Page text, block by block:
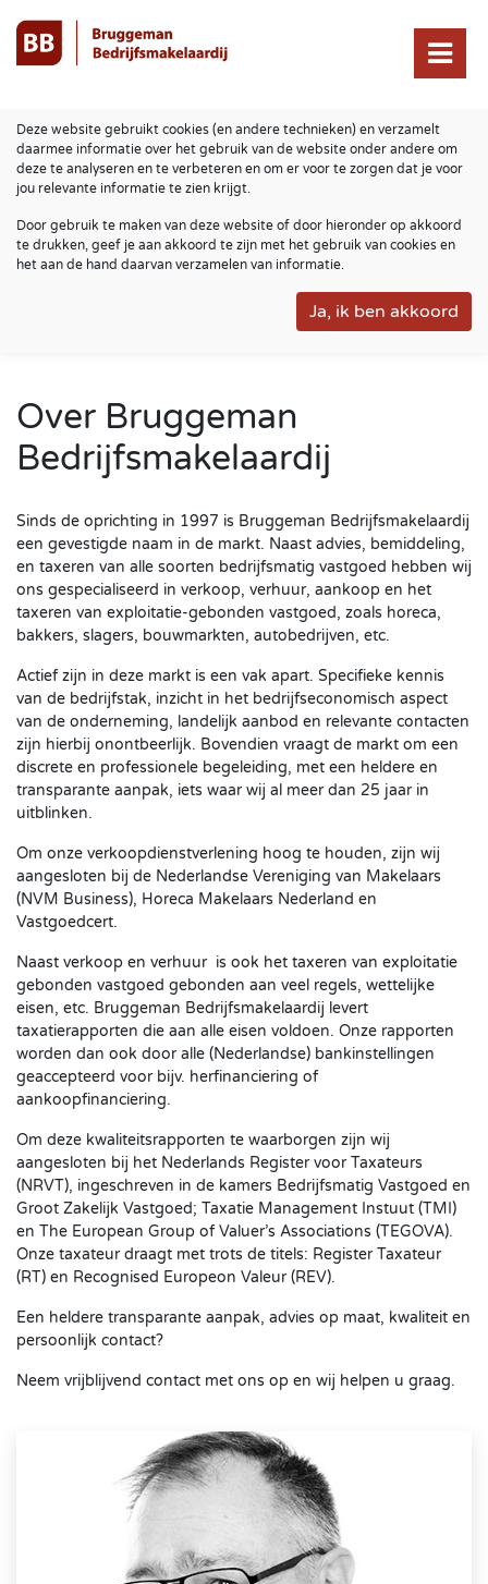
Deze website gebruikt cookies (en andere technieken) en verzamelt
daarmee informatie over het gebruik van de website onder andere om
deze te analyseren en te verbeteren en om er voor te zorgen dat je voor
jou relevante informatie te zien krijgt.
Door gebruik te maken van deze website of door hieronder op akkoord
te drukken, geef je aan akkoord te zijn met het gebruik van cookies en
het aan de hand daarvan verzamelen van informatie.
Over Bruggeman
Bedrijfsmakelaardij
Sinds de oprichting in 1997 is Bruggeman Bedrijfsmakelaardij
een gevestigde naam in de markt. Naast advies, bemiddeling,
en taxeren van alle soorten bedrijfsmatig vastgoed hebben wij
ons gespecialiseerd in verkoop, verhuur, aankoop en het
taxeren van exploitatie-gebonden vastgoed, zoals horeca,
bakkers, slagers, bouwmarkten, autobedrijven, etc.
Actief zijn in deze markt is een vak apart. Specifieke kennis
van de bedrijfstak, inzicht in het bedrijfseconomisch aspect
van de onderneming, landelijk aanbod en relevante contacten
zijn hierbij onontbeerlijk. Bovendien vraagt de markt om een
discrete en professionele begeleiding, met een heldere en
transparante aanpak, iets waar wij al meer dan 25 jaar in
uitblinken.
Om onze verkoopdienstverlening hoog te houden, zijn wij
aangesloten bij de Nederlandse Vereniging van Makelaars
(NVM Business), Horeca Makelaars Nederland en
Vastgoedcert.
Naast verkoop en verhuur is ook het taxeren van exploitatie
gebonden vastgoed gebonden aan veel regels, wettelijke
eisen, etc. Bruggeman Bedrijfsmakelaardij levert
taxatierapporten die aan alle eisen voldoen. Onze rapporten
worden dan ook door alle (Nederlandse) bankinstellingen
geaccepteerd voor bijv. herfinanciering of
aankoopfinanciering.
Om deze kwaliteitsrapporten te waarborgen zijn wij
aangesloten bij het Nederlands Register voor Taxateurs
(NRVT), ingeschreven in de kamers Bedrijfsmatig Vastgoed en
Groot Zakelijk Vastgoed; Taxatie Management Instuut (TMI)
en The European Group of Valuer’s Associations (TEGOVA).
Onze taxateur draagt met trots de titels: Register Taxateur
(RT) en Recognised Europeon Valeur (REV).
Een heldere transparante aanpak, advies op maat, kwaliteit en
persoonlijk contact?
Neem vrijblijvend contact met ons op en wij helpen u graag.